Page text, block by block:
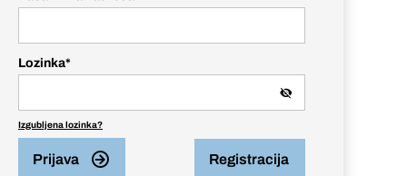
Lozinka*
Izgubljena lozinka?
Prijava Registracija